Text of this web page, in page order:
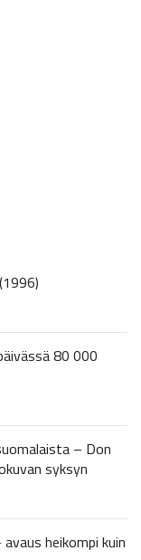
80 000
– Don
syksyn
heikompi kuin